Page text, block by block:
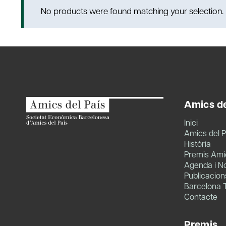
No products were found matching your selection.
Amics
Inici
Amics del
Història
Premis
Agenda i
Barcelona
Contacte